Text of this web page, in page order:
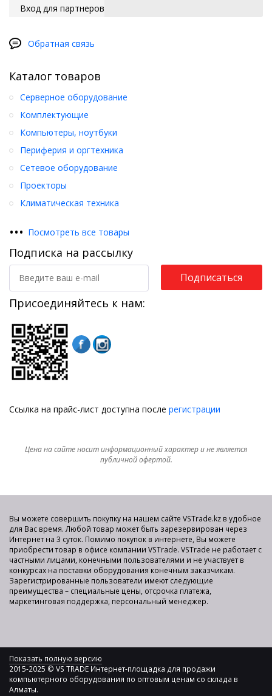
Вход для партнеров
Обратная связь
Каталог товаров
Серверное оборудование
Комплектующие
Компьютеры, ноутбуки
Периферия и оргтехника
Сетевое оборудование
Проекторы
Климатическая техника
••• Посмотреть все товары
Подписка на рассылку
Подписаться
Присоединяйтесь к нам:
Ссылка на прайс-лист доступна после регистрации
Цена на сайте носит информационный характер и не является
публичной офертой.
Вы можете совершить покупку на нашем сайте VSTrade.kz в удобное
для Вас время. Любой товар может быть зарезервирован через
Интернет на 3 суток. Помимо покупок в интернете, Вы можете
приобрести товар в офисе компании VSTrade. VSTrade не работает с
частными лицами, конечными пользователями и не участвует в
конкурсах на поставки оборудования конечным заказчикам.
Зарегистрированные пользователи имеют следующие
преимущества – специальные цены, отсрочка платежа,
маркетинговая поддержка, персональный менеджер.
Показать полную версию
2015-2025 © VS TRADE Интернет-площадка для продажи
компьютерного оборудования по оптовым ценам со склада в
Алматы.